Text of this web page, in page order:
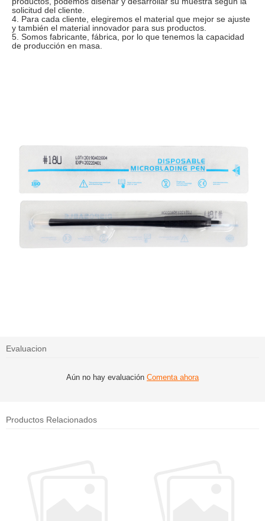
solicitud del cliente.
4. Para cada cliente, elegiremos el material que mejor se ajuste
y también el material innovador para sus productos.
5. Somos fabricante, fábrica, por lo que tenemos la capacidad
de producción en masa.
Evaluacion
Aún no hay evaluación Comenta ahora
Productos Relacionados